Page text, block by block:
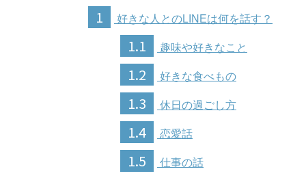
1 好きな人とのLINEは何を話す？
1.1 趣味や好きなこと
1.2 好きな食べもの
1.3 休日の過ごし方
1.4 恋愛話
1.5 仕事の話